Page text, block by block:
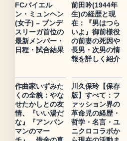
FCバイエル
ン・ミュンヘン
(女子) – ブンデ
スリーガ首位の
最新メンバー・
日程・試合結果
前田吟(1944年
生)の経歴と現
在：『男はつら
いよ』御前様役
の前妻の死因や
長男・次男の情
報を詳しく紹介
作曲家いずみた
くの全貌：やな
せたかしとの友
情、『いい湯だ
な』『アンパン
マンのマー
川久保玲【保存
版】すべて：フ
ァッション界の
革命児の経歴・
哲学・名言・ユ
ニクロコラボか